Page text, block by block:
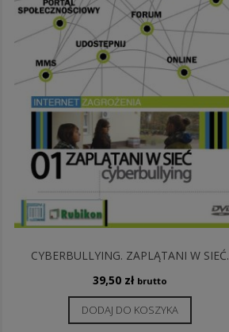
CYBERBULLYING. ZAPLĄTANI W SIEĆ.
39,50 zł brutto
DODAJ DO KOSZYKA